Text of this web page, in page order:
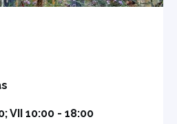
VII 10:00 - 18:00